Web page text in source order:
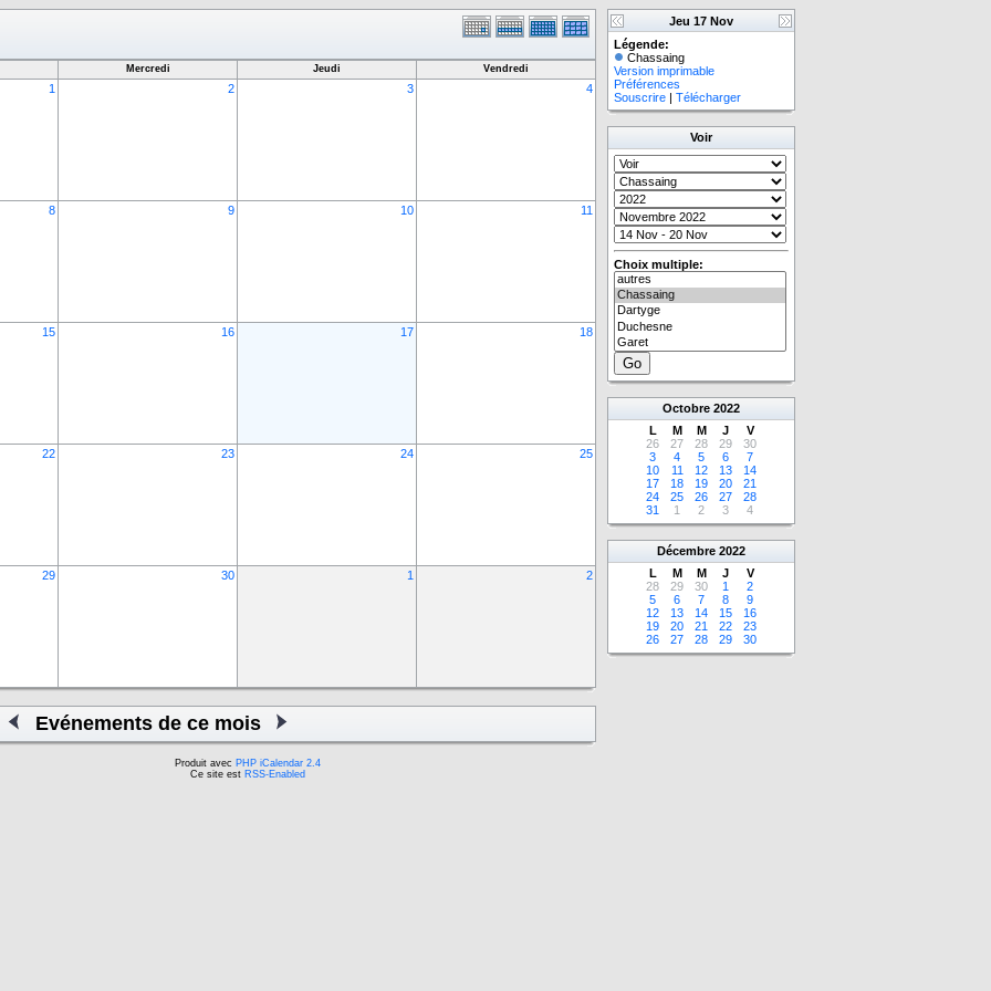
Mercredi Jeudi Vendredi
1 2 3 4
8 9 10 11
15 16 17 18
22 23 24 25
29 30 1 2
Evénements de ce mois
Jeu 17 Nov
Légende:
Chassaing
Version imprimable
Préférences
Souscrire | Télécharger
Voir
Choix multiple:
Octobre 2022
L
M M J
V
26
27 28 29
30
3
4 5 6
7
10
11 12 13
14
17
18 19 20
21
24
25 26 27
28
31
1 2 3 4
Décembre 2022
L
M M J
V
28
29 30 1
2
5
6 7 8
9
12
13 14 15
16
19
20 21 22
23
26
27 28 29 30
Produit avec PHP iCalendar 2.4
Ce site est RSS-Enabled